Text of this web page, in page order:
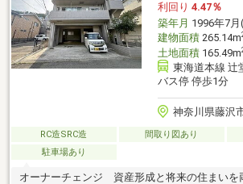
利回り 4.47％
築年月 1996年7
建物面積265.14m
土地面積165.49m
東海道本線 辻
バス停 停歩1分
神奈川県藤沢
RC造SRC造 間取り図あり
駐車場あり
オーナーチェンジ 資産形成と将来の住まいを